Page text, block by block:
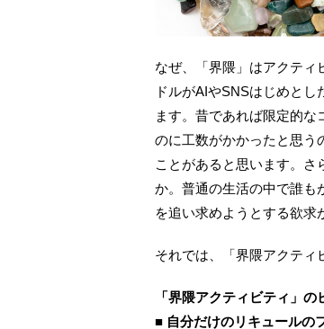
なぜ、「界隈」はアクティ
ドルがAIやSNSはじめと
ます。昔であれば限定的
のに工数がかかったと思う
ことがあると思います。さ
か。普通の生活の中で誰も
を追い求めようとする欲求
それでは、「界隈アクティ
「界隈アクティビティ」
■ 自分だけのリキュールの